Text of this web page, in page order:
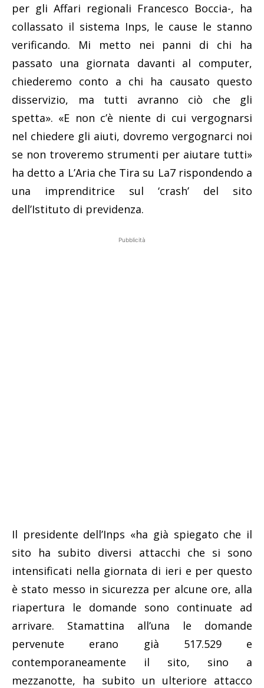
per gli Affari regionali Francesco Boccia-, ha
collassato il sistema Inps, le cause le stanno
verificando. Mi metto nei panni di chi ha
passato una giornata davanti al computer,
chiederemo conto a chi ha causato questo
disservizio, ma tutti avranno ciò che gli
spetta». «E non c’è niente di cui vergognarsi
nel chiedere gli aiuti, dovremo vergognarci noi
se non troveremo strumenti per aiutare tutti»
ha detto a L’Aria che Tira su La7 rispondendo a
una imprenditrice sul ‘crash’ del sito
dell’Istituto di previdenza.
Pubblicità
Il presidente dell’Inps «ha già spiegato che il
sito ha subito diversi attacchi che si sono
intensificati nella giornata di ieri e per questo
è stato messo in sicurezza per alcune ore, alla
riapertura le domande sono continuate ad
arrivare. Stamattina all’una le domande
pervenute erano già 517.529 e
contemporaneamente il sito, sino a
mezzanotte, ha subito un ulteriore attacco